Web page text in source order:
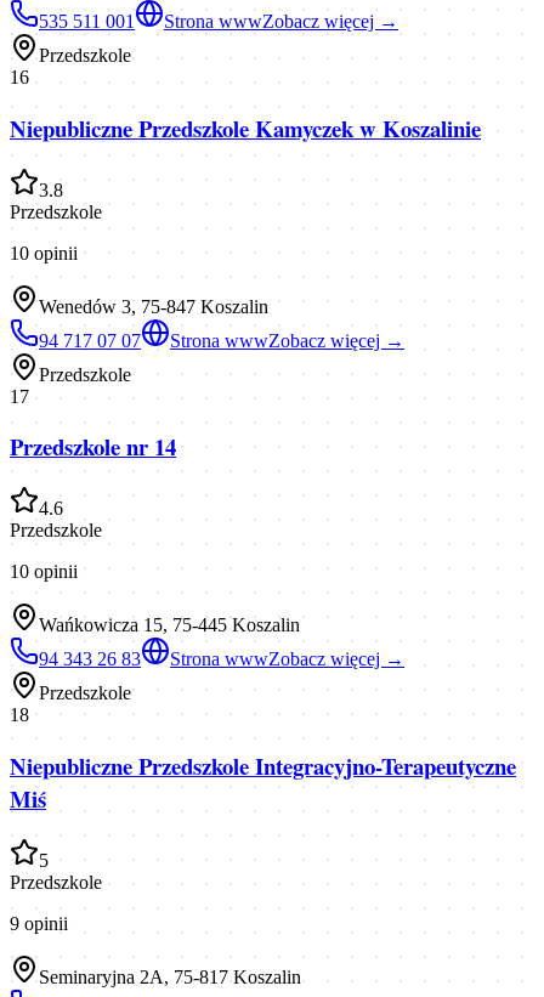
535 511 001
Strona wwwZobacz więcej →
Przedszkole
16
Niepubliczne Przedszkole Kamyczek w Koszalinie
3.8
Przedszkole
10 opinii
Wenedów 3, 75-847 Koszalin
94 717 07 07
Strona wwwZobacz więcej →
Przedszkole
17
Przedszkole nr 14
4.6
Przedszkole
10 opinii
Wańkowicza 15, 75-445 Koszalin
94 343 26 83
Strona wwwZobacz więcej →
Przedszkole
18
Niepubliczne Przedszkole Integracyjno-Terapeutyczne
Miś
5
Przedszkole
9 opinii
Seminaryjna 2A, 75-817 Koszalin